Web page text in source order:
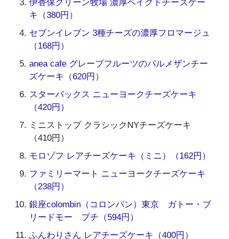
伊香保グリーン牧場 濃厚ベイクドチーズケー
キ（380円）
セブンイレブン 3種チーズの濃厚フロマージュ
（168円）
anea cafe グレープフルーツのパルメザンチー
ズケーキ（620円）
スターバックス ニューヨークチーズケーキ
（420円）
ミニストップ クラシックNYチーズケーキ
（410円）
モロゾフ レアチーズケーキ（ミニ）（162円）
ファミリーマート ニューヨークチーズケーキ
（238円）
銀座colombin（コロンバン）東京 ガトー・ブ
リードモー プチ（594円）
ふんわりさん レアチーズケーキ（400円）